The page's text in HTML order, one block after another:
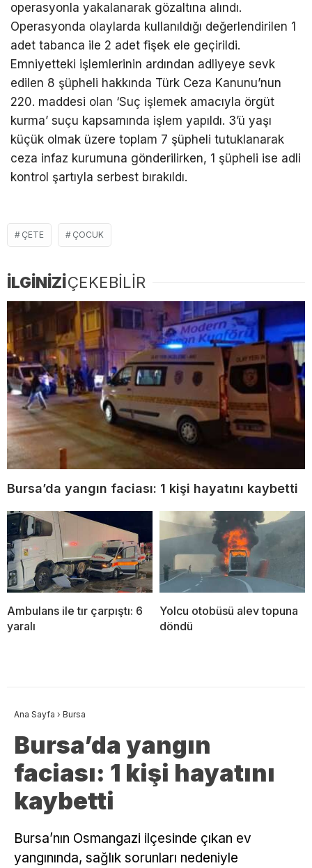
operasyonla yakalanarak gözaltına alındı.
Operasyonda olaylarda kullanıldığı değerlendirilen 1
adet tabanca ile 2 adet fişek ele geçirildi.
Emniyetteki işlemlerinin ardından adliyeye sevk
edilen 8 şüpheli hakkında Türk Ceza Kanunu’nun
220. maddesi olan ‘Suç işlemek amacıyla örgüt
kurma’ suçu kapsamında işlem yapıldı. 3’ü yaşı
küçük olmak üzere toplam 7 şüpheli tutuklanarak
ceza infaz kurumuna gönderilirken, 1 şüpheli ise adli
kontrol şartıyla serbest bırakıldı.
ÇETE ÇOCUK
İLGİNİZİÇEKEBİLİR
Bursa’da yangın faciası: 1 kişi hayatını kaybetti
Ambulans ile tır çarpıştı: 6
yaralı
Yolcu otobüsü alev topuna
döndü
Ana Sayfa › Bursa
Bursa’da yangın
faciası: 1 kişi hayatını
kaybetti
Bursa’nın Osmangazi ilçesinde çıkan ev
yangınında, sağlık sorunları nedeniyle